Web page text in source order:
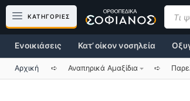
Μετάβαση
περιεχόμενο
ΚΑΤΗΓΟΡΙΕΣ
Κατ’ οίκον νοσηλεία
Ενοικιάσεις
Αρχική ➪ Αναπηρικά Αμαξίδια ➪